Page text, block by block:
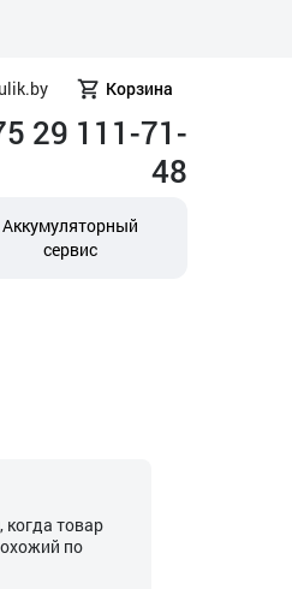
Корзина
29 111-71-
48
Аккумуляторный
сервис
товар
по